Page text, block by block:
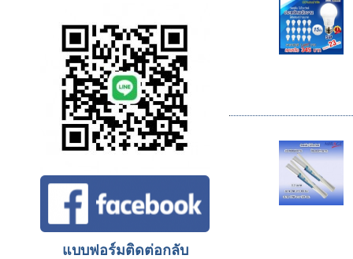
แบบฟอร์มติดต่อกลับ